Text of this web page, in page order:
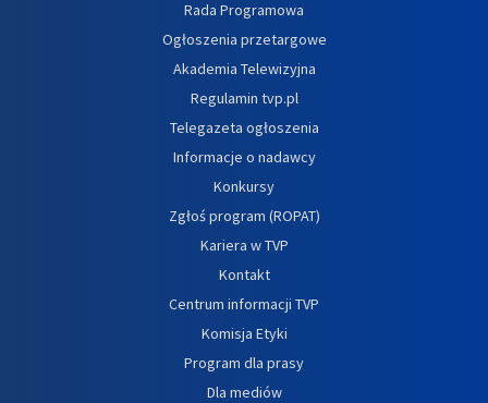
Rada Programowa
Ogłoszenia przetargowe
Akademia Telewizyjna
Regulamin tvp.pl
Telegazeta ogłoszenia
Informacje o nadawcy
Konkursy
Zgłoś program (ROPAT)
Kariera w TVP
Kontakt
Centrum informacji TVP
Komisja Etyki
Program dla prasy
Dla mediów